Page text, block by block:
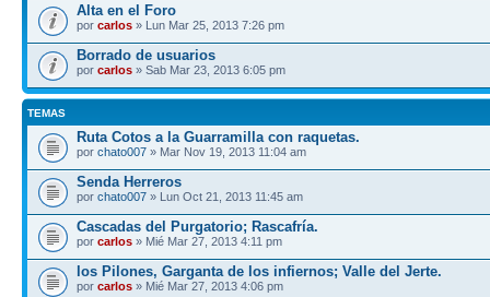
Alta en el Foro
por carlos » Lun Mar 25, 2013 7:26 pm
Borrado de usuarios
por carlos » Sab Mar 23, 2013 6:05 pm
TEMAS
Ruta Cotos a la Guarramilla con raquetas.
por chato007 » Mar Nov 19, 2013 11:04 am
Senda Herreros
por chato007 » Lun Oct 21, 2013 11:45 am
Cascadas del Purgatorio; Rascafría.
por carlos » Mié Mar 27, 2013 4:11 pm
los Pilones, Garganta de los infiernos; Valle del Jerte.
por carlos » Mié Mar 27, 2013 4:06 pm